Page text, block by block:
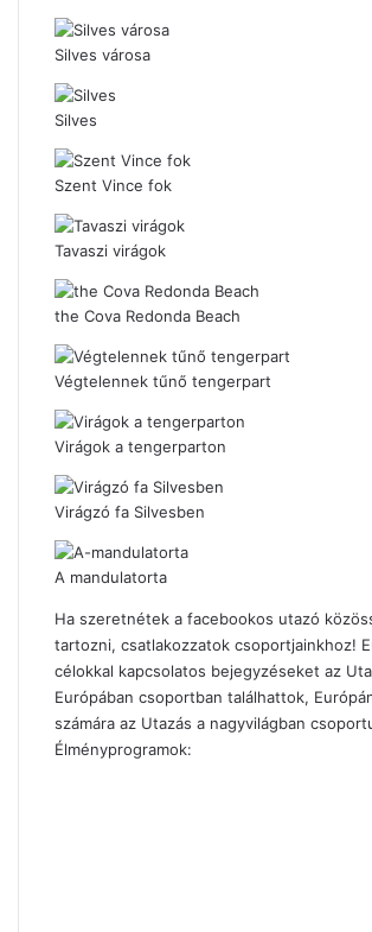
Silves városa
Silves
Szent Vince fok
Tavaszi virágok
the Cova Redonda Beach
Végtelennek tűnő tengerpart
Virágok a tengerparton
Virágzó fa Silvesben
A mandulatorta
Ha szeretnétek a facebookos utazó
tartozni, csatlakozzatok csoportjainkhoz!
célokkal kapcsolatos bejegyzéseket az
Európában csoportban találhattok,
számára az Utazás a nagyvilágban
Élményprogramok: